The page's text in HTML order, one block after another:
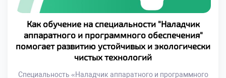
Как обучение на специальности "Наладчик
аппаратного и программного обеспечения"
помогает развитию устойчивых и экологически
чистых технологий
Специальность «Наладчик аппаратного и программного